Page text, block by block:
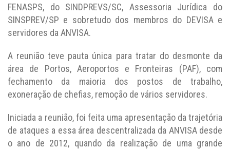
FENASPS, do SINDPREVS/SC, Assessoria Jurídica do
SINSPREV/SP e sobretudo dos membros do DEVISA e
servidores da ANVISA.
A reunião teve pauta única para tratar do desmonte da
área de Portos, Aeroportos e Fronteiras (PAF), com
fechamento da maioria dos postos de trabalho,
exoneração de chefias, remoção de vários servidores.
Iniciada a reunião, foi feita uma apresentação da trajetória
de ataques a essa área descentralizada da ANVISA desde
o ano de 2012, quando da realização de uma grande